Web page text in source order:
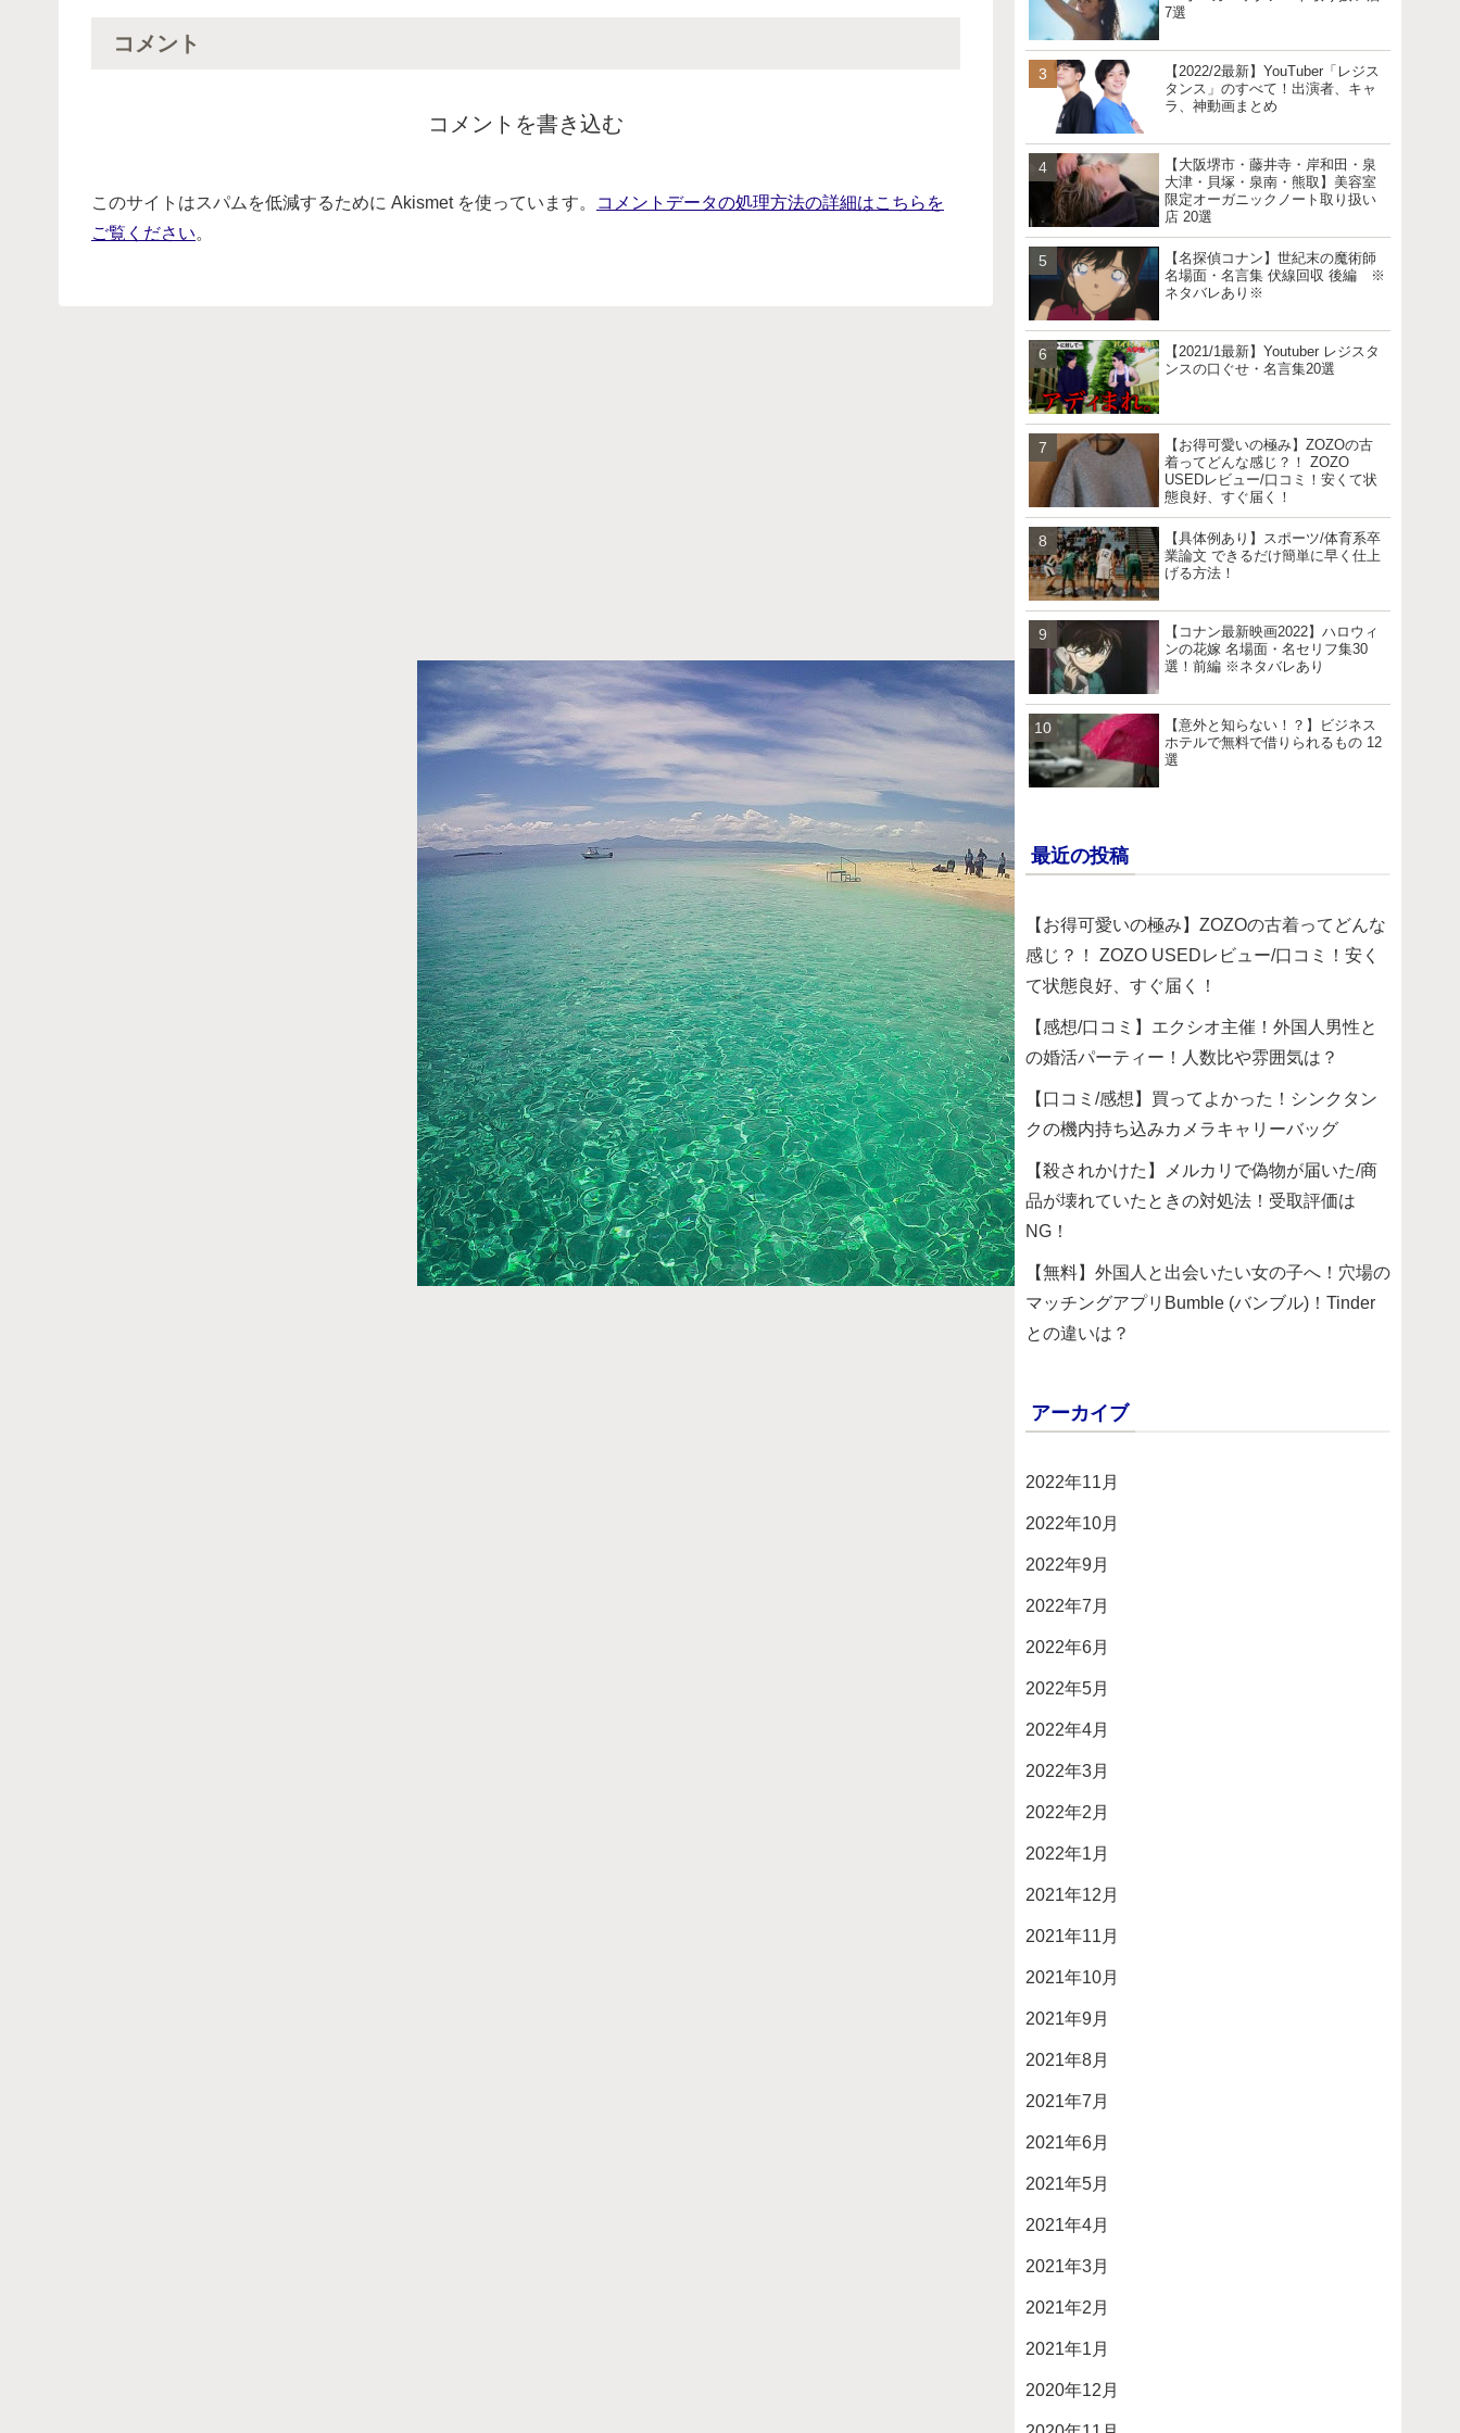
コメント
コメントを書き込む
このサイトはスパムを低減するために Akismet を使っています。
コメントデータの処理方法の詳細はこちらを
ご覧ください。
7選
【2022/2最新】YouTuber「レジス
タンス」のすべて！出演者、キャ
ラ、神動画まとめ
【大阪堺市・藤井寺・岸和田・泉
大津・貝塚・泉南・熊取】美容室
限定オーガニックノート取り扱い
店 20選
【名探偵コナン】世紀末の魔術師
名場面・名言集 伏線回収 後編 ※
ネタバレあり※
【2021/1最新】Youtuber レジスタ
ンスの口ぐせ・名言集20選
【お得可愛いの極み】ZOZOの古
着ってどんな感じ？！ ZOZO
USEDレビュー/口コミ！安くて状
態良好、すぐ届く！
【具体例あり】スポーツ/体育系卒
業論文 できるだけ簡単に早く仕上
げる方法！
【コナン最新映画2022】ハロウィ
ンの花嫁 名場面・名セリフ集30
選！前編 ※ネタバレあり
【意外と知らない！？】ビジネス
ホテルで無料で借りられるもの 12
選
最近の投稿
【お得可愛いの極み】ZOZOの古着ってどんな
感じ？！ ZOZO USEDレビュー/口コミ！安く
て状態良好、すぐ届く！
【感想/口コミ】エクシオ主催！外国人男性と
の婚活パーティー！人数比や雰囲気は？
【口コミ/感想】買ってよかった！シンクタン
クの機内持ち込みカメラキャリーバッグ
【殺されかけた】メルカリで偽物が届いた/商
品が壊れていたときの対処法！受取評価は
NG！
【無料】外国人と出会いたい女の子へ！穴場の
マッチングアプリBumble (バンブル)！Tinder
との違いは？
アーカイブ
2022年11月
2022年10月
2022年9月
2022年7月
2022年6月
2022年5月
2022年4月
2022年3月
2022年2月
2022年1月
2021年12月
2021年11月
2021年10月
2021年9月
2021年8月
2021年7月
2021年6月
2021年5月
2021年4月
2021年3月
2021年2月
2021年1月
2020年12月